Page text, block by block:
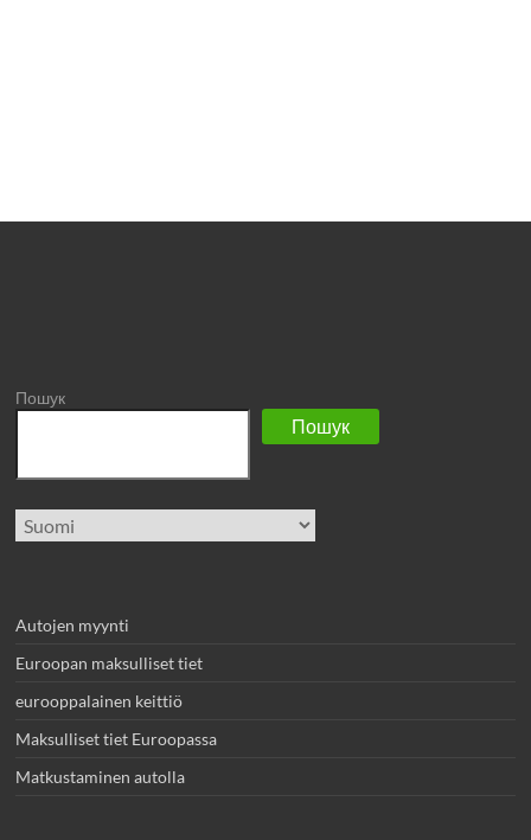
Пошук
Пошук
Valitse
kieli
Autojen myynti
Euroopan maksulliset tiet
eurooppalainen keittiö
Maksulliset tiet Euroopassa
Matkustaminen autolla